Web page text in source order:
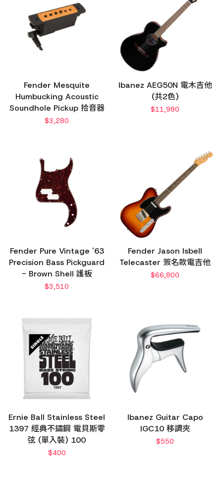
Fender Mesquite
Humbucking Acoustic
Soundhole Pickup 拾音器
$3,280
Ibanez AEG50N 電木吉他
(共2色)
$11,980
Fender Pure Vintage '63
Precision Bass Pickguard
- Brown Shell 護板
$3,510
Fender Jason Isbell
Telecaster 簽名款電吉他
$66,800
Ernie Ball Stainless Steel
1397 經典不鏽鋼 電貝斯零
弦 (單入裝) 100
$400
Ibanez Guitar Capo
IGC10 移調夾
$550